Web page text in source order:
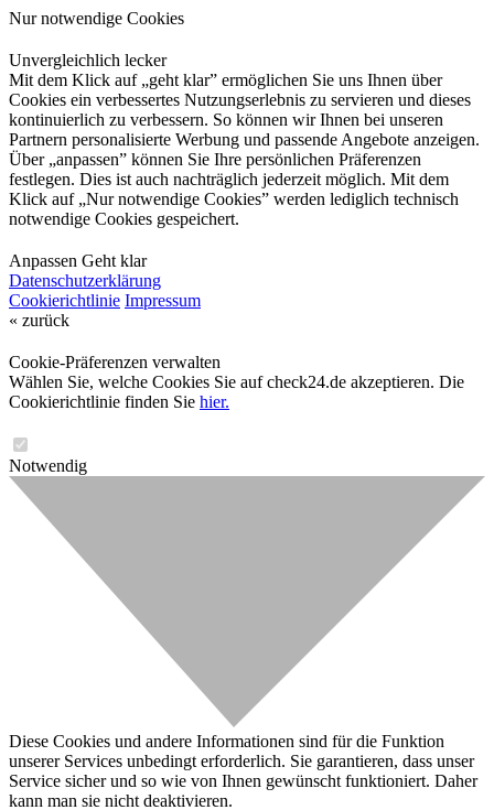
Nur notwendige Cookies
Unvergleichlich lecker
Mit dem Klick auf „geht klar” ermöglichen Sie uns Ihnen über
Cookies ein verbessertes Nutzungserlebnis zu servieren und dieses
kontinuierlich zu verbessern. So können wir Ihnen bei unseren
Partnern personalisierte Werbung und passende Angebote anzeigen.
Über „anpassen” können Sie Ihre persönlichen Präferenzen
festlegen. Dies ist auch nachträglich jederzeit möglich. Mit dem
Klick auf „Nur notwendige Cookies” werden lediglich technisch
notwendige Cookies gespeichert.
Anpassen Geht klar
Datenschutzerklärung
Cookierichtlinie Impressum
« zurück
Cookie-Präferenzen verwalten
Wählen Sie, welche Cookies Sie auf check24.de akzeptieren. Die
Cookierichtlinie finden Sie hier.
Notwendig
Diese Cookies und andere Informationen sind für die Funktion
unserer Services unbedingt erforderlich. Sie garantieren, dass unser
Service sicher und so wie von Ihnen gewünscht funktioniert. Daher
kann man sie nicht deaktivieren.